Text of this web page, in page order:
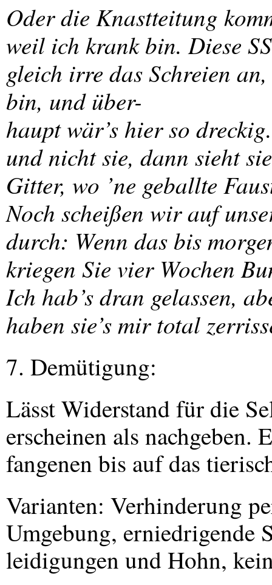
Oder die Knastteitung
weil ich krank bin. Diese
gleich irre das Schreien
bin, und über-
haupt wär’s hier so
und nicht sie, dann sieht
Gitter, wo ’ne geballte
Noch scheißen wir auf
durch: Wenn das bis
kriegen Sie vier Wochen
Ich hab’s dran gelassen,
haben sie’s mir total
7. Demütigung:
Lässt Widerstand für die
erscheinen als nachgeben.
fangenen bis auf das
Varianten: Verhinderung
Umgebung, erniedrigende
leidigungen und Hohn,